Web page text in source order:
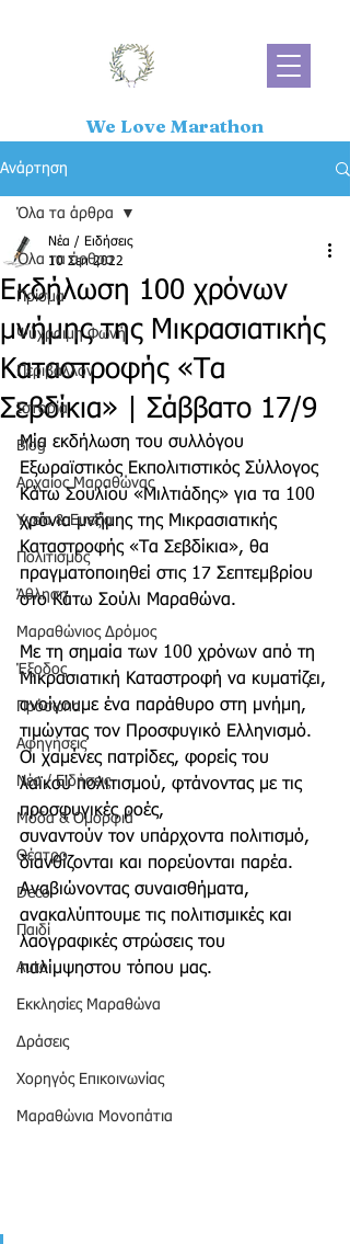
We Love Marathon
Ανάρτηση
Όλα τα άρθρα
Πρίσμα
Ψύχραιμη Φωνή
Περιβάλλον
Ιστορία
Blog
Αρχαίος Μαραθώνας
Υγεία & Ευεξία
Πολιτισμός
Άθληση
Μαραθώνιος Δρόμος
Έξοδος
Πρόσωπα
Αφηγήσεις
Νέα / Ειδήσεις
Μόδα & Ομορφιά
Θέατρο
Deco
Παιδί
Auto
Εκκλησίες Μαραθώνα
Δράσεις
Χορηγός Επικοινωνίας
Μαραθώνια Μονοπάτια
Όλα τα άρθρα
Εκδήλωση 100 χρόνων
μνήμης της Μικρασιατικής
Καταστροφής «Τα
Σεβδίκια» | Σάββατο 17/9
Νέα / Ειδήσεις
10 Σεπ 2022
Μία εκδήλωση του συλλόγου
Εξωραϊστικός Εκπολιτιστικός Σύλλογος
Κάτω Σουλίου «Μιλτιάδης» για τα 100
χρόνια μνήμης της Μικρασιατικής
Καταστροφής «Τα Σεβδίκια», θα
πραγματοποιηθεί στις 17 Σεπτεμβρίου
στο Κάτω Σούλι Μαραθώνα.
Με τη σημαία των 100 χρόνων από τη
Μικρασιατική Καταστροφή να κυματίζει,
ανοίγουμε ένα παράθυρο στη μνήμη,
τιμώντας τον Προσφυγικό Ελληνισμό.
Οι χαμένες πατρίδες, φορείς του
λαϊκού πολιτισμού, φτάνοντας με τις
προσφυγικές ροές,
συναντούν τον υπάρχοντα πολιτισμό,
διανθίζονται και πορεύονται παρέα.
Αναβιώνοντας συναισθήματα,
ανακαλύπτουμε τις πολιτισμικές και
λαογραφικές στρώσεις του
παλίμψηστου τόπου μας.